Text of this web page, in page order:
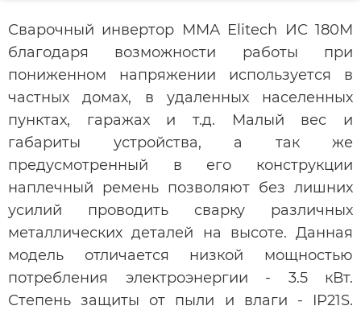
Сварочный инвертор ММА Elitech ИС 180М
благодаря возможности работы при
пониженном напряжении используется в
частных домах, в удаленных населенных
пунктах, гаражах и т.д. Малый вес и
габариты устройства, а так же
предусмотренный в его конструкции
наплечный ремень позволяют без лишних
усилий проводить сварку различных
металлических деталей на высоте. Данная
модель отличается низкой мощностью
потребления электроэнергии - 3.5 кВт.
Степень защиты от пыли и влаги - IP21S.